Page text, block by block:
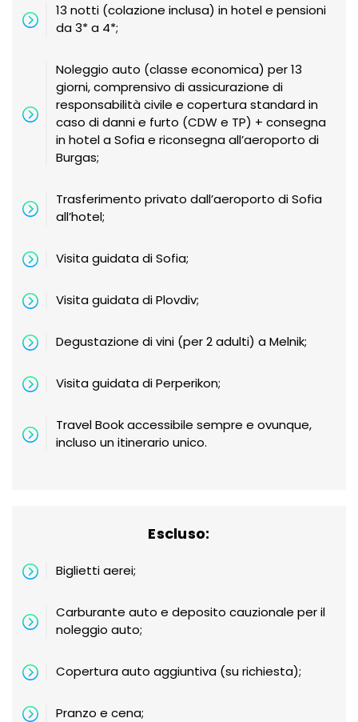
13 notti (colazione inclusa) in hotel e pensioni
da 3* a 4*;
Noleggio auto (classe economica) per 13
giorni, comprensivo di assicurazione di
responsabilità civile e copertura standard in
caso di danni e furto (CDW e TP) + consegna
in hotel a Sofia e riconsegna all’aeroporto di
Burgas;
Trasferimento privato dall’aeroporto di Sofia
all’hotel;
Visita guidata di Sofia;
Visita guidata di Plovdiv;
Degustazione di vini (per 2 adulti) a Melnik;
Visita guidata di Perperikon;
Travel Book accessibile sempre e ovunque,
incluso un itinerario unico.
Escluso:
Biglietti aerei;
Carburante auto e deposito cauzionale per il
noleggio auto;
Copertura auto aggiuntiva (su richiesta);
Pranzo e cena;